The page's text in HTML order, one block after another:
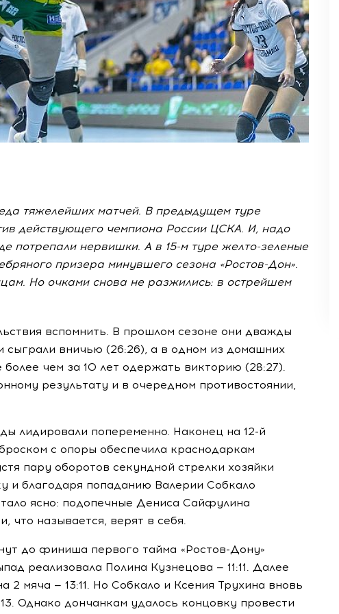
тяжелейших матчей. В предыдущем туре
действующего чемпиона России ЦСКА. И, надо
потрепали нервишки. А в 15-м туре желто-зеленые
призера минувшего сезона «Ростов-Дон».
Но очками снова не разжились: в острейшем
вспомнить. В прошлом сезоне они дважды
сыграли вничью (26:26), а в одном из домашних
чем за 10 лет одержать викторию (28:27).
результату и в очередном противостоянии,
лидировали попеременно. Наконец на 12-й
с опоры обеспечила краснодаркам
пару оборотов секундной стрелки хозяйки
и благодаря попаданию Валерии Собкало
ясно: подопечные Дениса Сайфулина
что называется, верят в себя.
до финиша первого тайма «Ростов-Дону»
реализовала Полина Кузнецова — 11:11. Далее
мяча — 13:11. Но Собкало и Ксения Трухина вновь
Однако дончанкам удалось концовку провести